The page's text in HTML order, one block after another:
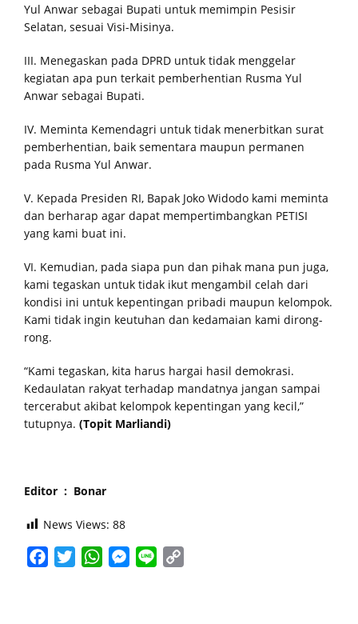
Yul Anwar sebagai Bupati untuk memimpin Pesisir
Selatan, sesuai Visi-Misinya.
III. Menegaskan pada DPRD untuk tidak menggelar
kegiatan apa pun terkait pemberhentian Rusma Yul
Anwar sebagai Bupati.
IV. Meminta Kemendagri untuk tidak menerbitkan surat
pemberhentian, baik sementara maupun permanen
pada Rusma Yul Anwar.
V. Kepada Presiden RI, Bapak Joko Widodo kami meminta
dan berharap agar dapat mempertimbangkan PETISI
yang kami buat ini.
VI. Kemudian, pada siapa pun dan pihak mana pun juga,
kami tegaskan untuk tidak ikut mengambil celah dari
kondisi ini untuk kepentingan pribadi maupun kelompok.
Kami tidak ingin keutuhan dan kedamaian kami dirong-
rong.
“Kami tegaskan, kita harus hargai hasil demokrasi.
Kedaulatan rakyat terhadap mandatnya jangan sampai
tercerabut akibat kelompok kepentingan yang kecil,”
tutupnya. (Topit Marliandi)
Editor : Bonar
News Views: 88
FacebookTwitterWhatsAppMessenger
Line